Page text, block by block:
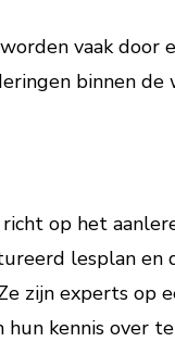
worden vaak
binnen
op het
lesplan en
zijn experts op
kennis over